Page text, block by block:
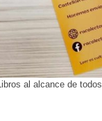
al alcance de todos